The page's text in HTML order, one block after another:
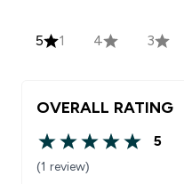
5 1 4 3
OVERALL RATING
5 out of 5 stars
5
(1 review)